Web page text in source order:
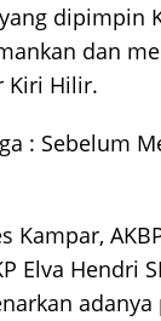
dipimpin
dan
Kiri Hilir.
: Sebelum
Kampar,
Elva Hendri